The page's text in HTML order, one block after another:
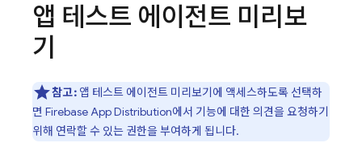
앱 테스트 에이전트 미리보
기
참고:앱 테스트 에이전트 미리보기에 액세스하도록 선택하
면 Firebase App Distribution에서 기능에 대한 의견을 요청하기
위해 연락할 수 있는 권한을 부여하게 됩니다.